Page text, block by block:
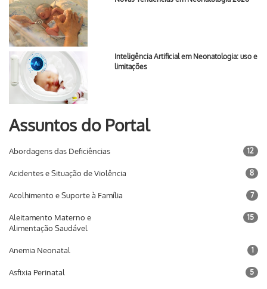
Inteligência Artificial em Neonatologia: uso e
limitações
Assuntos do Portal
Abordagens das Deficiências 12
Acidentes e Situação de Violência 8
Acolhimento e Suporte à Família 7
Aleitamento Materno e
Alimentação Saudável
15
Anemia Neonatal 1
Asfixia Perinatal 5